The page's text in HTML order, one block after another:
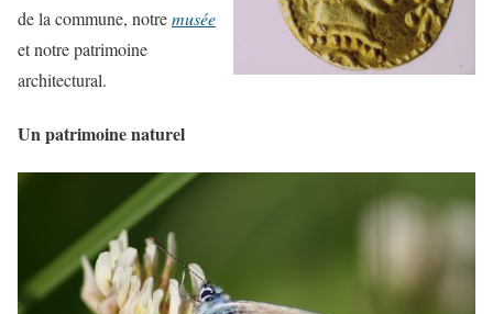
de la commune, notremusée
et notre patrimoine
architectural.
Un patrimoine naturel